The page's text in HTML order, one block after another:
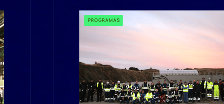
PROGRAMAS